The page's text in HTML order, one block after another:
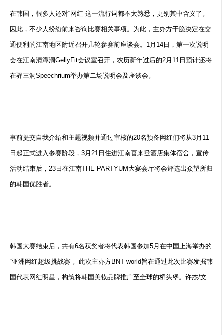
在韩国，很多人还对“网红”这一流行词都不太熟悉，更别其中含义了。
因此，不少人纷纷前来咨询比赛相关事项。为此，主办方干脆决定在交
通便利的江南地区附近召开几轮参赛前座谈会。1月14日，第一次说明
会在江南清潭洞GellyFit会议室召开，农历新年过后的2月11日预计还将
在驿三洞Speechrium举办第二场说明会及座谈会。
事前提交自我介绍和主题视频并通过审核的20名预备网红们将从3月11
日起正式进入参赛阶段，3月21日住进江南喜来登酒店集体宿舍，宣传
活动结束后，23日在江南THE PARTYUM大宴会厅将会评选出众望所归
的韩国优胜者。
韩国大赛结束后，共有6名获奖者将代表韩国参加5月在中国上海举办的
“亚洲网红超级挑战赛”。此次主办方BNT world旨在通过此次比赛发掘韩
国代表网红明星，构筑将韩国美妆品牌推广至全球的桥头堡。许杰/文